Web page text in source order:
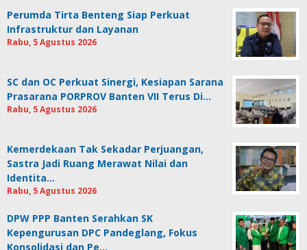
Perumda Tirta Benteng Siap Perkuat
Infrastruktur dan Layanan
Rabu, 5 Agustus 2026
SC dan OC Perkuat Sinergi, Kesiapan Sarana
Prasarana PORPROV Banten VII Terus Di…
Rabu, 5 Agustus 2026
Kemerdekaan Tak Sekadar Perjuangan,
Sastra Jadi Ruang Merawat Nilai dan
Identita…
Rabu, 5 Agustus 2026
DPW PPP Banten Serahkan SK
Kepengurusan DPC Pandeglang, Fokus
Konsolidasi dan Pe…